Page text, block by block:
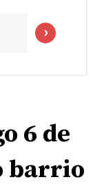
6 de
barrio